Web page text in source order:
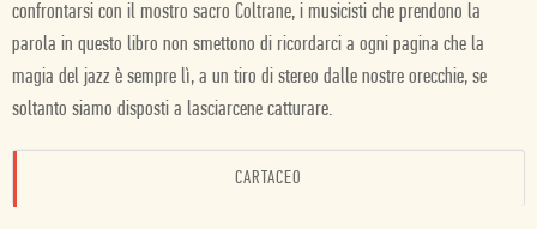
confrontarsi con il mostro sacro Coltrane, i musicisti che prendono la
parola in questo libro non smettono di ricordarci a ogni pagina che la
magia del jazz è sempre lì, a un tiro di stereo dalle nostre orecchie, se
soltanto siamo disposti a lasciarcene catturare.
CARTACEO